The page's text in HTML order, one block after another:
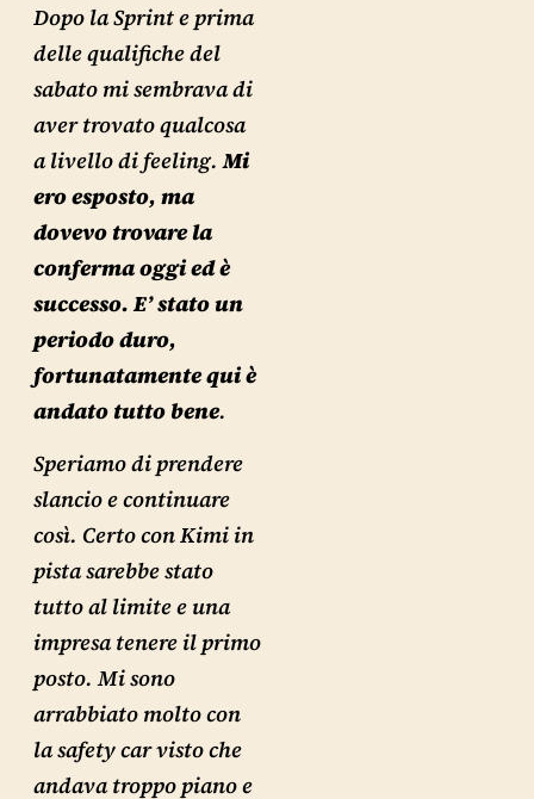
Dopo la Sprint e prima
delle qualifiche del
sabato mi sembrava di
aver trovato qualcosa
a livello di feeling. Mi
ero esposto, ma
dovevo trovare la
conferma oggi ed è
successo. E’ stato un
periodo duro,
fortunatamente qui è
andato tutto bene.
Speriamo di prendere
slancio e continuare
così. Certo con Kimi in
pista sarebbe stato
tutto al limite e una
impresa tenere il primo
posto. Mi sono
arrabbiato molto con
la safety car visto che
andava troppo piano e